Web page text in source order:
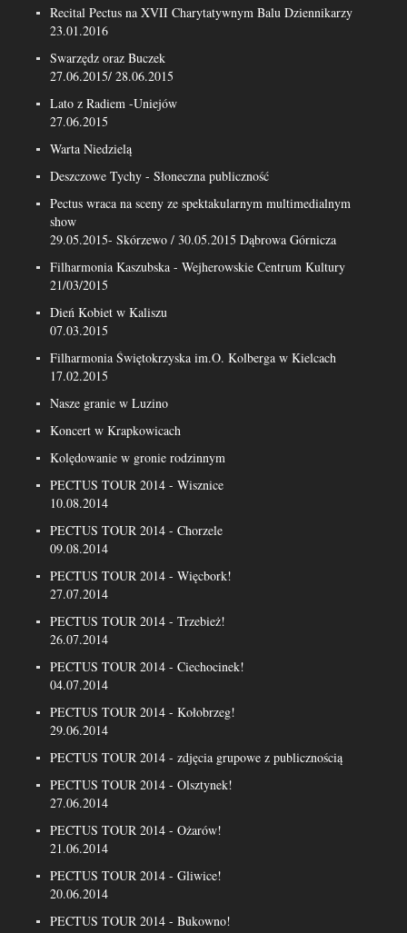
Recital Pectus na XVII Charytatywnym Balu Dziennikarzy
23.01.2016
Swarzędz oraz Buczek
27.06.2015/ 28.06.2015
Lato z Radiem -Uniejów
27.06.2015
Warta Niedzielą
Deszczowe Tychy - Słoneczna publiczność
Pectus wraca na sceny ze spektakularnym multimedialnym
show
29.05.2015- Skórzewo / 30.05.2015 Dąbrowa Górnicza
Filharmonia Kaszubska - Wejherowskie Centrum Kultury
21/03/2015
Dień Kobiet w Kaliszu
07.03.2015
Filharmonia Świętokrzyska im.O. Kolberga w Kielcach
17.02.2015
Nasze granie w Luzino
Koncert w Krapkowicach
Kolędowanie w gronie rodzinnym
PECTUS TOUR 2014 - Wisznice
10.08.2014
PECTUS TOUR 2014 - Chorzele
09.08.2014
PECTUS TOUR 2014 - Więcbork!
27.07.2014
PECTUS TOUR 2014 - Trzebież!
26.07.2014
PECTUS TOUR 2014 - Ciechocinek!
04.07.2014
PECTUS TOUR 2014 - Kołobrzeg!
29.06.2014
PECTUS TOUR 2014 - zdjęcia grupowe z publicznością
PECTUS TOUR 2014 - Olsztynek!
27.06.2014
PECTUS TOUR 2014 - Ożarów!
21.06.2014
PECTUS TOUR 2014 - Gliwice!
20.06.2014
PECTUS TOUR 2014 - Bukowno!